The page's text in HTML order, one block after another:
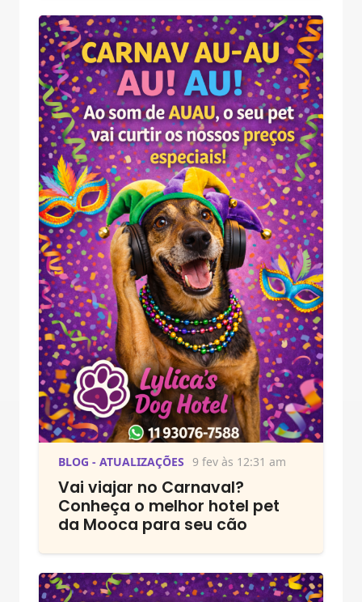
BLOG - ATUALIZAÇÕES 9 fev às 12:31 am
Vai viajar no Carnaval?
Conheça o melhor hotel pet
da Mooca para seu cão